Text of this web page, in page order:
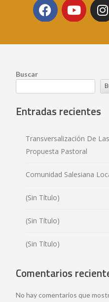
Buscar
Entradas recientes
Transversalización De
Propuesta Pastoral
Comunidad Salesiana
(sin Título)
(sin Título)
(sin Título)
Comentarios
No hay comentarios que